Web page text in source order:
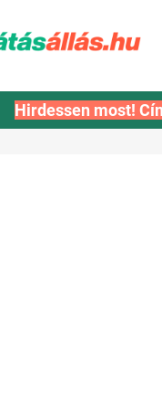
Hirdessen most!